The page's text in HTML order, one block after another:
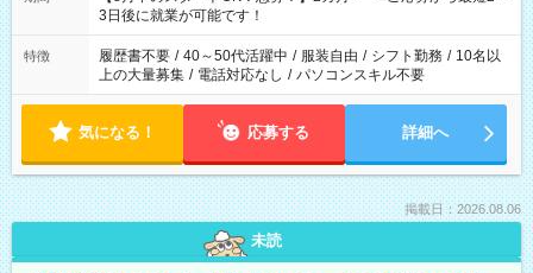
ね。 ※Wワーク希望の方へ 今ご覧のお仕事で希望する勤務時間
と、もう1つのお仕事の勤務時間。 合計で週40時間を超える場
合は応募できません。
3日後に就業が可能です！
特徴 履歴書不要 / 40～50代活躍中 / 服装自由 / シフト勤務 / 10名以
上の大量募集 / 電話対応なし / パソコンスキル不要
気になる！ 応募する 詳細へ
掲載日：2026.08.06
未読